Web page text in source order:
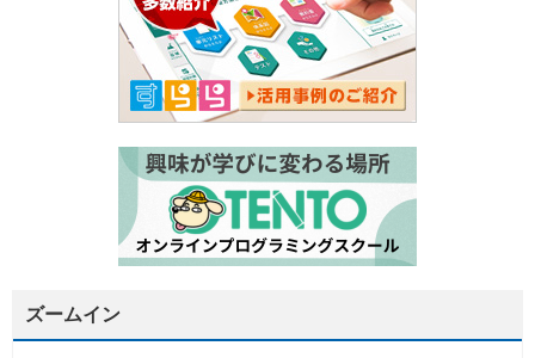
ズームイン